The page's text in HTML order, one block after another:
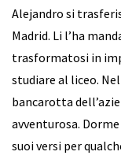
Alejandro si
Madrid. Li l’ha
trasformatosi in
studiare al liceo.
bancarotta
avventurosa.
suoi versi per